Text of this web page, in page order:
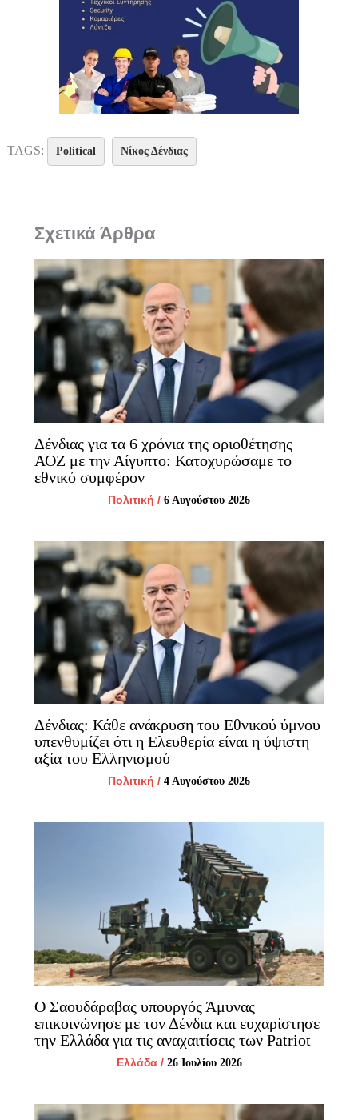
TAGS: Political Νίκος Δένδιας
Σχετικά Άρθρα
Δένδιας για τα 6 χρόνια της οριοθέτησης
ΑΟΖ με την Αίγυπτο: Κατοχυρώσαμε το
εθνικό συμφέρον
Πολιτική / 6 Αυγούστου 2026
Δένδιας: Κάθε ανάκρυση του Εθνικού ύμνου
υπενθυμίζει ότι η Ελευθερία είναι η ύψιστη
αξία του Ελληνισμού
Πολιτική / 4 Αυγούστου 2026
Ο Σαουδάραβας υπουργός Άμυνας
επικοινώνησε με τον Δένδια και ευχαρίστησε
την Ελλάδα για τις αναχαιτίσεις των Patriot
Ελλάδα/ 26 Ιουλίου 2026